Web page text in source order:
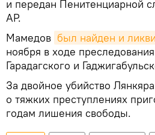
и передан Пенитенциарной
АР.
Мамедов был найден и
ноября в ходе
Гарадагского и
За двойное убийство
о тяжких преступлениях
годам лишения свободы.